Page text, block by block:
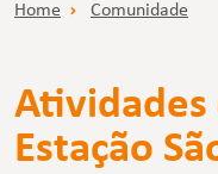
Home Comunidade
Atividades
Estação